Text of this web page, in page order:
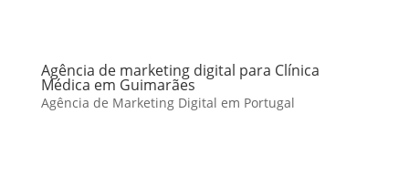
Agência de marketing digital para Clínica
Médica em Guimarães
Agência de Marketing Digital em Portugal